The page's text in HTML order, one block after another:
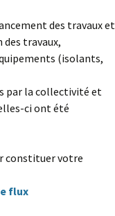
des travaux et
travaux,
(isolants,
par la collectivité et
ci ont été
constituer votre
flux